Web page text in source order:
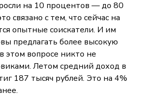
на 10 процентов — до 80
связано с тем, что сейчас на
опытные соискатели. И им
предлагать более высокую
этом вопросе никто не
Летом средний доход в
187 тысяч рублей. Это на 4%